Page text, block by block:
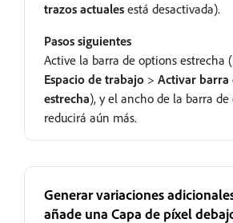
trazos actuales está desactivada).
Pasos siguientes
Active la barra de options estrecha (
Espacio de trabajo > Activar barra
estrecha), y el ancho de la barra de
reducirá aún más.
Generar variaciones
añade una Capa de píxel